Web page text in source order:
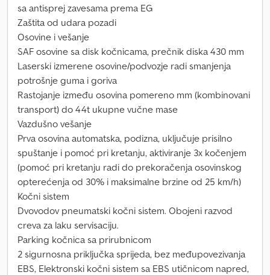
sa antisprej zavesama prema EG
Zaštita od udara pozadi
Osovine i vešanje
SAF osovine sa disk kočnicama, prečnik diska 430 mm
Laserski izmerene osovine/podvozje radi smanjenja
potrošnje guma i goriva
Rastojanje između osovina pomereno mm (kombinovani
transport) do 44t ukupne vučne mase
Vazdušno vešanje
Prva osovina automatska, podizna, uključuje prisilno
spuštanje i pomoć pri kretanju, aktiviranje 3x kočenjem
(pomoć pri kretanju radi do prekoračenja osovinskog
opterećenja od 30% i maksimalne brzine od 25 km/h)
Kočni sistem
Dvovodov pneumatski kočni sistem. Obojeni razvod
creva za laku servisaciju.
Parking kočnica sa prirubnicom
2 sigurnosna priključka sprijeda, bez međupovezivanja
EBS, Elektronski kočni sistem sa EBS utičnicom napred,